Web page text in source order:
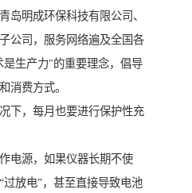
岛明成环保科技有限公司、
公司，服务网络遍及全国各
生产力"的重要理念，倡导
消费方式。
下，每月也要进行保护性充
电源，如果仪器长期不使
放电”，甚至直接导致电池